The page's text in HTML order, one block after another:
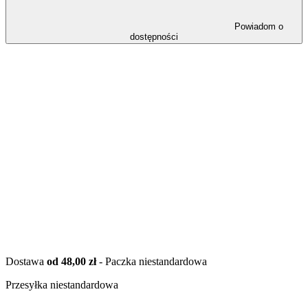
dostępności
Dostawa od 48,00 zł- Paczka niestandardowa
Przesyłka niestandardowa